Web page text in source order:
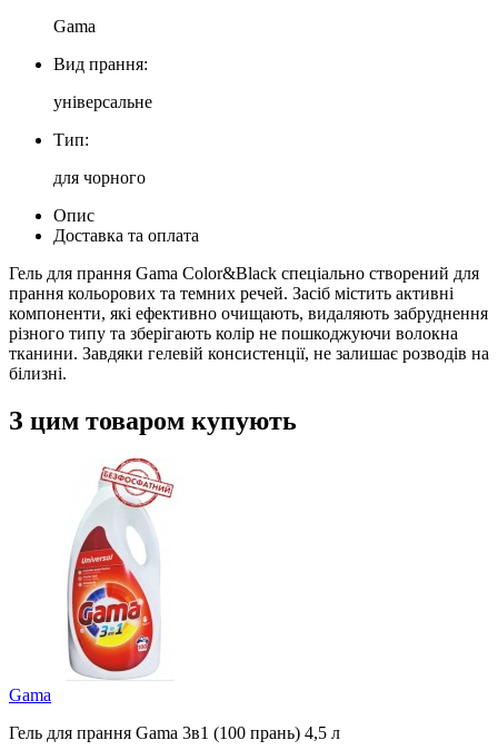
Gama
Вид прання:
універсальне
Тип:
для чорного
Опис
Доставка та оплата
Гель для прання Gama Color&Black спеціально створений для
прання кольорових та темних речей. Засіб містить активні
компоненти, які ефективно очищають, видаляють забруднення
різного типу та зберігають колір не пошкоджуючи волокна
тканини. Завдяки гелевій консистенції, не залишає розводів на
білизні.
З цим товаром купують
Gama
Гель для прання Gama 3в1 (100 прань) 4,5 л